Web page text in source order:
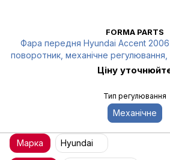
FORMA PARTS
Фара передня Hyundai Accent
поворотник, механічне регулювання,
Ціну
Тип регулювання
Механічне
Марка Hyundai